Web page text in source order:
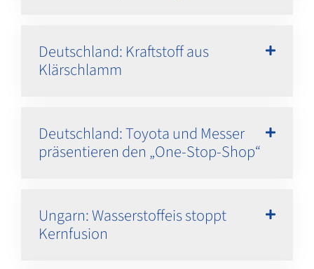
Deutschland: Kraftstoff aus
Klärschlamm
Deutschland: Toyota und Messer
präsentieren den „One-Stop-Shop“
Ungarn: Wasserstoffeis stoppt
Kernfusion